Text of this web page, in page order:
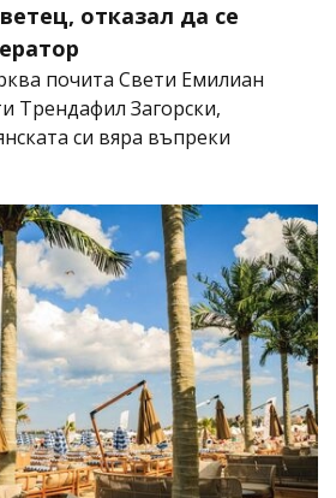
отказал да се
почита Свети Емилиан
Трендафил Загорски,
си вяра въпреки